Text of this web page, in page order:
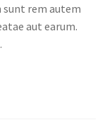
sunt rem autem
aut earum.